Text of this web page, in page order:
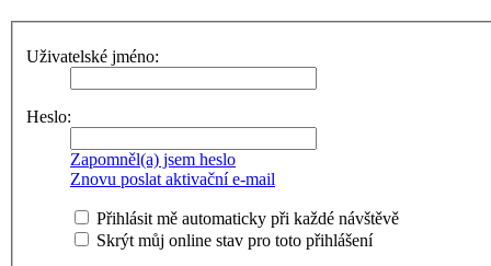
Uživatelské jméno:
Heslo:
Zapomněl(a) jsem heslo
Znovu poslat aktivační e-mail
Přihlásit mě automaticky při každé návštěvě
Skrýt můj online stav pro toto přihlášení